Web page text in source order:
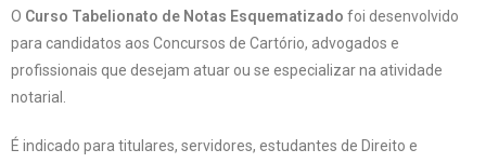
O Curso Tabelionato de Notas Esquematizado foi desenvolvido
para candidatos aos Concursos de Cartório, advogados e
profissionais que desejam atuar ou se especializar na atividade
notarial.
É indicado para titulares, servidores, estudantes de Direito e